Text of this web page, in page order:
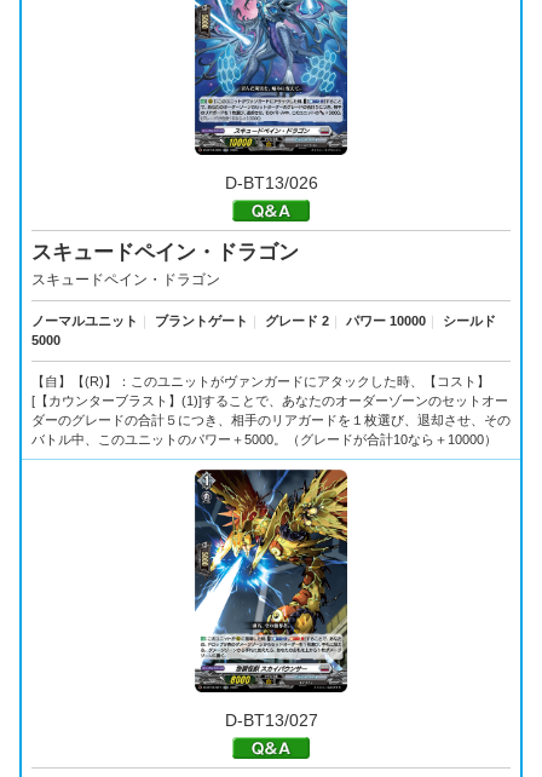
D-BT13/026
スキュードペイン・ドラゴン
スキュードペイン・ドラゴン
ノーマルユニット ｜ ブラントゲート ｜ グレード 2 ｜ パワー 10000 ｜
シールド
5000
【自】【(R)】：このユニットがヴァンガードにアタックした時、【コスト】
[【カウンターブラスト】(1)]することで、あなたのオーダーゾーンのセットオー
ダーのグレードの合計５につき、相手のリアガードを１枚選び、退却させ、その
バトル中、このユニットのパワー＋5000。（グレードが合計10なら＋10000）
D-BT13/027